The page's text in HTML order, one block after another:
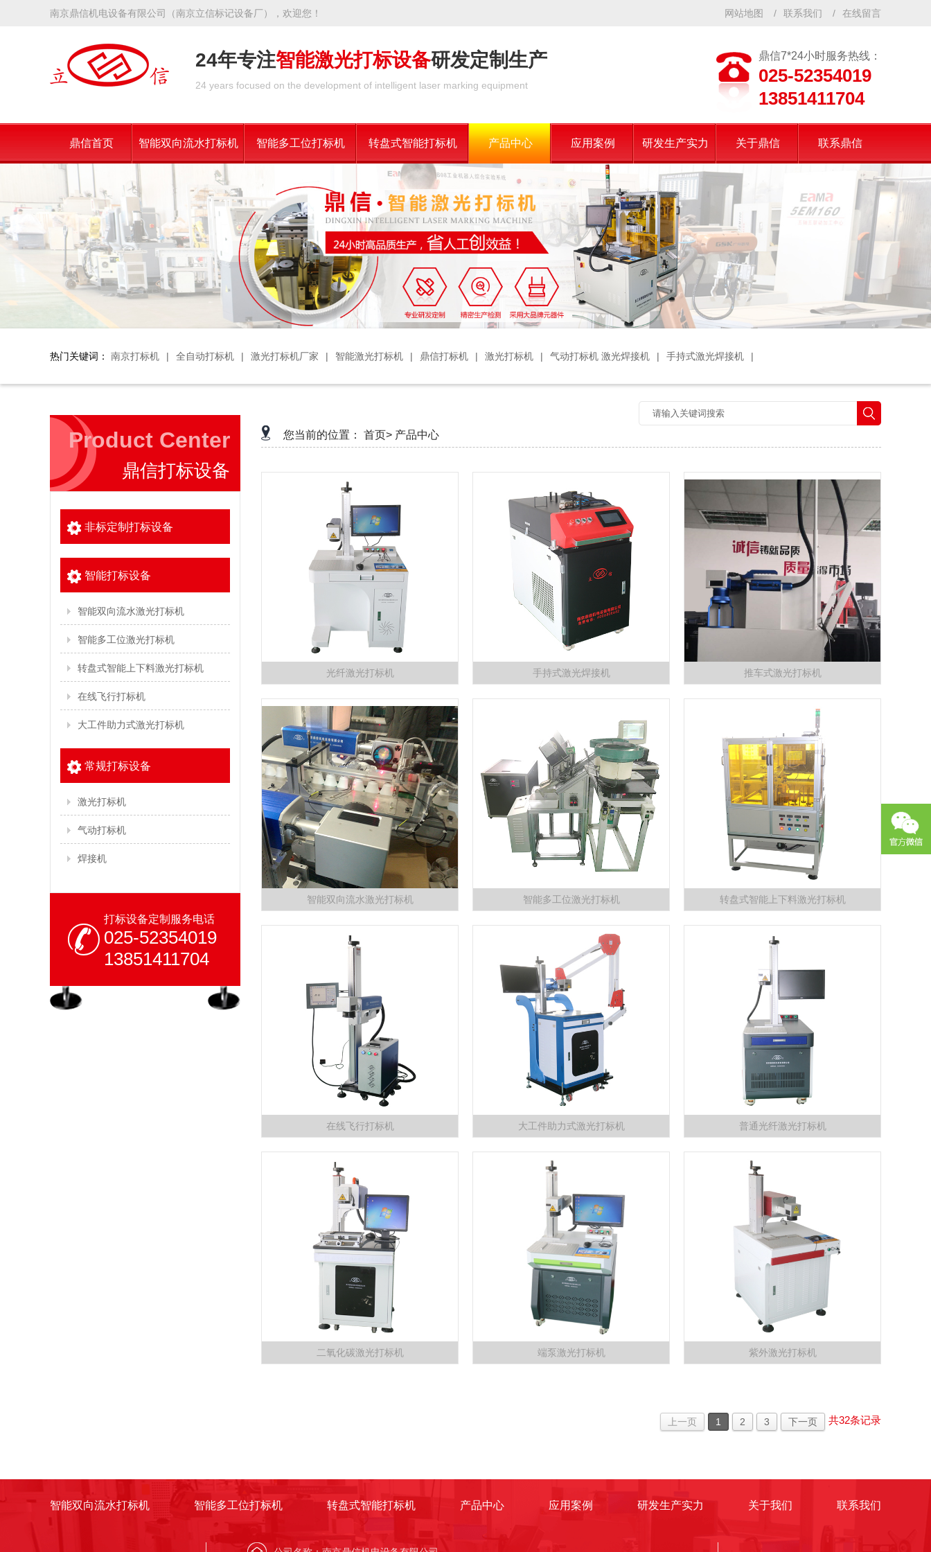
南京鼎信机电设备有限公司（南京立信标记设备厂），欢迎您！ 网站地图 / 联系我们 / 在线留言
24年专注智能激光打标设备研发定制生产
24 years focused on the development of intelligent laser marking equipment
鼎信7*24小时服务热线：
025-52354019
13851411704
鼎信首页 智能双向流水打标机 智能多工位打标机 转盘式智能打标机 产品中心 应用案例 研发生产实力 关于鼎信 联系鼎信
热门关键词： 南京打标机 | 全自动打标机 | 激光打标机厂家 | 智能激光打标机 | 鼎信打标机 | 激光打标机 | 气动打标机 激光焊接机 | 手持式激光焊接机 |
Product Center
鼎信打标设备
非标定制打标设备
智能打标设备
智能双向流水激光打标机
智能多工位激光打标机
转盘式智能上下料激光打标机
在线飞行打标机
大工件助力式激光打标机
常规打标设备
激光打标机
气动打标机
焊接机
打标设备定制服务电话
025-52354019
13851411704
您当前的位置： 首页> 产品中心
光纤激光打标机 手持式激光焊接机 推车式激光打标机
智能双向流水激光打标机 智能多工位激光打标机 转盘式智能上下料激光打标机
在线飞行打标机 大工件助力式激光打标机 普通光纤激光打标机
二氧化碳激光打标机 端泵激光打标机 紫外激光打标机
上一页 1 2 3 下一页 共32条记录
智能双向流水打标机 智能多工位打标机 转盘式智能打标机 产品中心 应用案例 研发生产实力 关于我们 联系我们